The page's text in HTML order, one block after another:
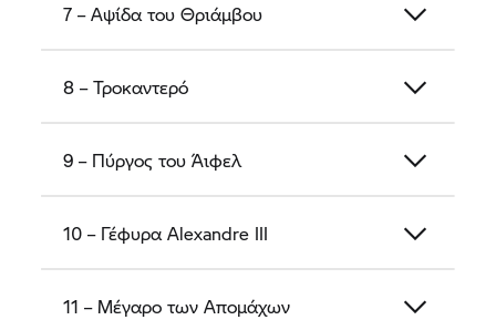
7 – Αψίδα του Θριάμβου
8 – Τροκαντερό
9 – Πύργος του Άιφελ
10 – Γέφυρα Alexandre III
11 – Μέγαρο των Απομάχων